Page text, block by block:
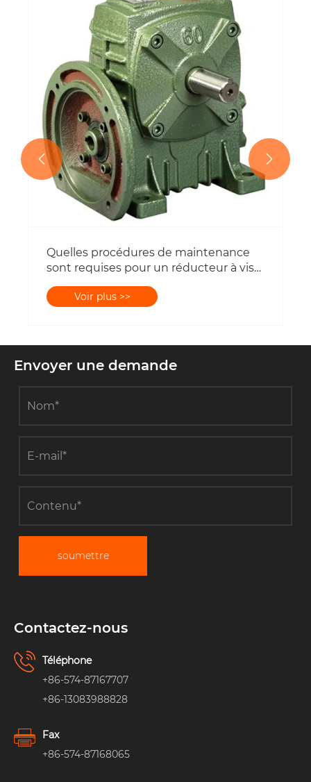
Quelles procédures de maintenance
sont requises pour un réducteur à vis
Voir plus >>
 
Envoyer une demande
soumettre
Contactez-nous
Téléphone
+86-574-87167707
+86-13083988828
Fax
+86-574-87168065